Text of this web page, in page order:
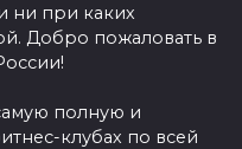
ни при каких
Добро пожаловать в
полную и
клубах по всей